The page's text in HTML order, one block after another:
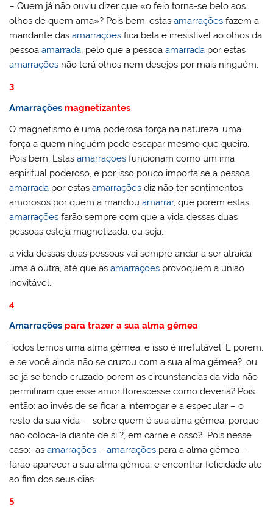
– Quem já não ouviu dizer que «o feio torna-se belo aos
olhos de quem ama»? Pois bem: estasamarrações fazem a
mandante dasamarrações fica bela e irresistível ao olhos da
pessoaamarrada, pelo que a pessoaamarrada por estas
amarrações não terá olhos nem desejos por mais ninguém.
3
Amarrações magnetizantes
O magnetismo é uma poderosa força na natureza, uma
força a quem ninguém pode escapar mesmo que queira.
Pois bem: Estasamarrações funcionam como um imã
espiritual poderoso, e por isso pouco importa se a pessoa
amarrada por estasamarrações diz não ter sentimentos
amorosos por quem a mandouamarrar, que porem estas
amarrações farão sempre com que a vida dessas duas
pessoas esteja magnetizada, ou seja:
a vida dessas duas pessoas vai sempre andar a ser atraída
uma á outra, até que asamarrações provoquem a união
inevitável.
4
Amarrações para trazer a sua alma gémea
Todos temos uma alma gémea, e isso é irrefutável. E porem:
e se você ainda não se cruzou com a sua alma gémea?, ou
se já se tendo cruzado porem as circunstancias da vida não
permitiram que esse amor florescesse como deveria? Pois
então: ao invés de se ficar a interrogar e a especular – o
resto da sua vida – sobre quem é sua alma gémea, porque
não coloca-la diante de si ?, em carne e osso? Pois nesse
caso: asamarrações –amarrações para a alma gémea –
farão aparecer a sua alma gémea, e encontrar felicidade ate
ao fim dos seus dias.
5